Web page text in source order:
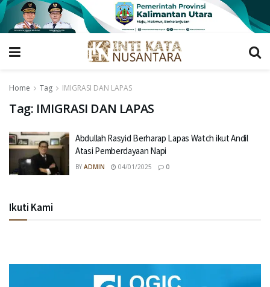
Home Tag IMIGRASI DAN LAPAS
Tag: IMIGRASI DAN LAPAS
Abdullah Rasyid Berharap Lapas Watch ikut Andil
Atasi Pemberdayaan Napi
BY ADMIN 04/01/2025 0
Ikuti Kami